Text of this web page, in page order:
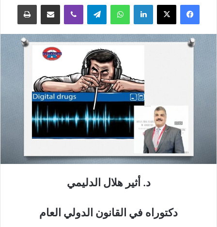
فيسبوك لينكدإن واتساب
د. أثير هلال الدليمي
دكتوراه في القانون الدولي العام